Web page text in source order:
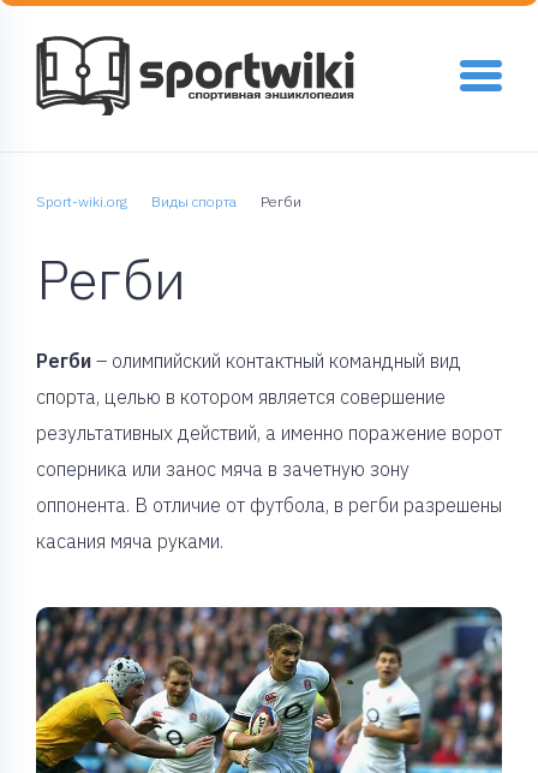
Sport-wiki.org Виды спорта Регби
Регби
Регби – олимпийский контактный командный вид
спорта, целью в котором является совершение
результативных действий, а именно поражение ворот
соперника или занос мяча в зачетную зону
оппонента. В отличие от футбола, в регби разрешены
касания мяча руками.